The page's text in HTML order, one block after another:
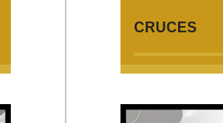
CRUCES